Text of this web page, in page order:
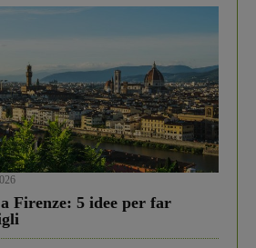
Firenze: 5 idee per far